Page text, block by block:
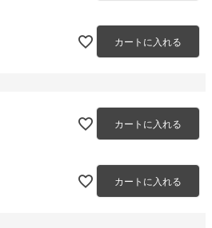
カートに入れる
カートに入れる
カートに入れる